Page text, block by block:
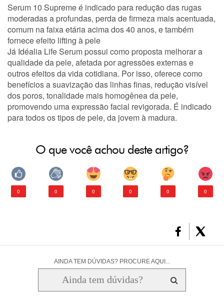
DERMACLUB
CONSULTORIA DE PRODUTOS VICHY
Serum 10 Supreme é indicado para redução das rugas
moderadas a profundas, perda de firmeza mais acentuada,
comum na faixa etária acima dos 40 anos, e também
fornece efeito lifting à pele
Já Idéalia Life Serum possui como proposta melhorar a
qualidade da pele, afetada por agressões externas e
outros efeitos da vida cotidiana. Por isso, oferece como
benefícios a suavização das linhas finas, redução visível
dos poros, tonalidade mais homogênea da pele,
promovendo uma expressão facial revigorada. É indicado
para todos os tipos de pele, da jovem à madura.
O que você achou deste artigo?
0 0 0 0 0 0
AINDA TEM DÚVIDAS? PROCURE AQUI...